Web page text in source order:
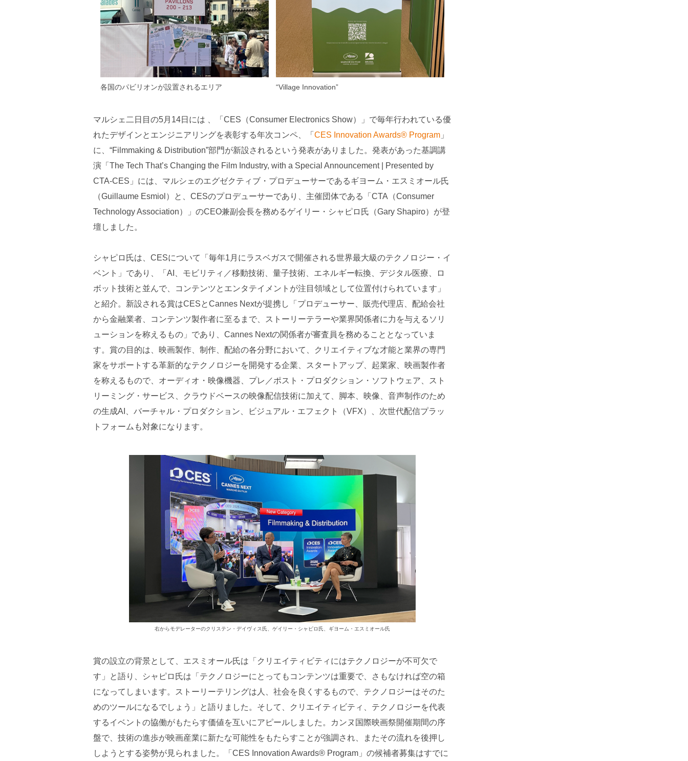
各国のパビリオンが設置されるエリア “Village Innovation”
マルシェ二日目の5月14日には 、「CES（Consumer Electronics Show）」で毎年行われている優
れたデザインとエンジニアリングを表彰する年次コンペ、「 CES Innovation Awards® Program 」
に、“Filmmaking & Distribution”部門が新設されるという発表がありました。発表があった基調講
演「The Tech That’s Changing the Film Industry, with a Special Announcement | Presented by
CTA-CES」には、マルシェのエグゼクティブ・プロデューサーであるギヨーム・エスミオール氏
（Guillaume Esmiol）と、CESのプロデューサーであり、主催団体である「CTA（Consumer
Technology Association）」のCEO兼副会長を務めるゲイリー・シャピロ氏（Gary Shapiro）が登
壇しました。
シャピロ氏は、CESについて「毎年1月にラスベガスで開催される世界最大級のテクノロジー・イ
ベント」であり、「AI、モビリティ／移動技術、量子技術、エネルギー転換、デジタル医療、ロ
ボット技術と並んで、コンテンツとエンタテイメントが注目領域として位置付けられています」
と紹介。新設される賞はCESとCannes Nextが提携し「プロデューサー、販売代理店、配給会社
から金融業者、コンテンツ製作者に至るまで、ストーリーテラーや業界関係者に力を与えるソリ
ューションを称えるもの」であり、Cannes Nextの関係者が審査員を務めることとなっていま
す。賞の目的は、映画製作、制作、配給の各分野において、クリエイティブな才能と業界の専門
家をサポートする革新的なテクノロジーを開発する企業、スタートアップ、起業家、映画製作者
を称えるもので、オーディオ・映像機器、プレ／ポスト・プロダクション・ソフトウェア、スト
リーミング・サービス、クラウドベースの映像配信技術に加えて、脚本、映像、音声制作のため
の生成AI、バーチャル・プロダクション、ビジュアル・エフェクト（VFX）、次世代配信プラッ
トフォームも対象になります。
右からモデレーターのクリステン・デイヴィス氏、ゲイリー・シャピロ氏、ギヨーム・エスミオール氏
賞の設立の背景として、エスミオール氏は「クリエイティビティにはテクノロジーが不可欠で
す」と語り、シャピロ氏は「テクノロジーにとってもコンテンツは重要で、さもなければ空の箱
になってしまいます。ストーリーテリングは人、社会を良くするもので、テクノロジーはそのた
めのツールになるでしょう」と語りました。そして、クリエイティビティ、テクノロジーを代表
するイベントの協働がもたらす価値を互いにアピールしました。カンヌ国際映画祭開催期間の序
盤で、技術の進歩が映画産業に新たな可能性をもたらすことが強調され、またその流れを後押し
しようとする姿勢が見られました。「CES Innovation Awards® Program」の候補者募集はすでに